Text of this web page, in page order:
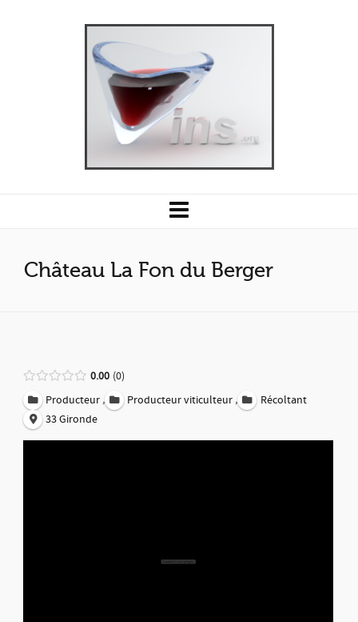
Château La Fon du Berger
0.00 0
Producteur , Producteur viticulteur ,
Récoltant
33 Gironde